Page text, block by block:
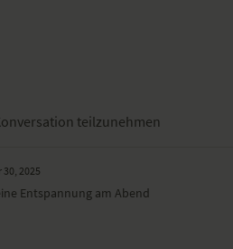
teilzunehmen
2025
Entspannung am Abend